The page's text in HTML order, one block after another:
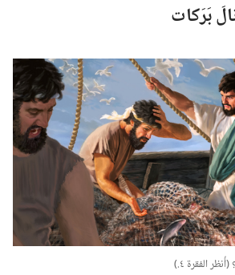
بَرَكات
الفقرة ٤.‏)‏